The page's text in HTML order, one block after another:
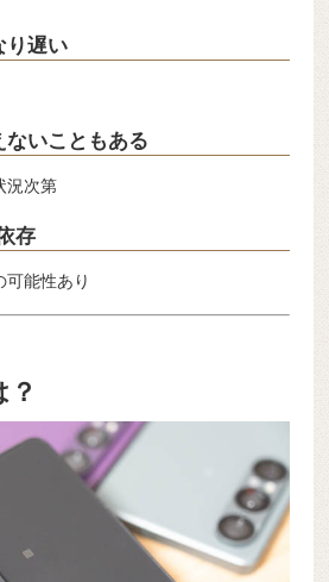
り遅い
いこともある
況次第
存
能性あり